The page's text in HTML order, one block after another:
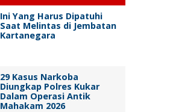
Ini Yang Harus Dipatuhi
Saat Melintas di Jembatan
Kartanegara
29 Kasus Narkoba
Diungkap Polres Kukar
Dalam Operasi Antik
Mahakam 2026